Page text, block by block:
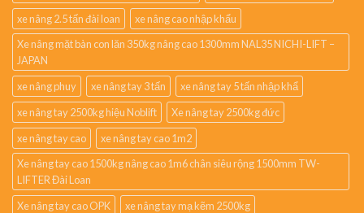
xe nâng 2.5 tấn đài loan
xe nâng cao nhập khẩu
Xe nâng mặt bàn con lăn 350kg nâng cao 1300mm NAL35 NICHI-LIFT –
JAPAN
xe nâng phuy
xe nâng tay 3 tấn
xe nâng tay 5 tấn nhập khẩ
xe nâng tay 2500kg hiệu Noblift
Xe nâng tay 2500kg đức
xe nâng tay cao
xe nâng tay cao 1m2
Xe nâng tay cao 1500kg nâng cao 1m6 chân siêu rộng 1500mm TW-
LIFTER Đài Loan
Xe nâng tay cao OPK
xe nâng tay mạ kẽm 2500kg